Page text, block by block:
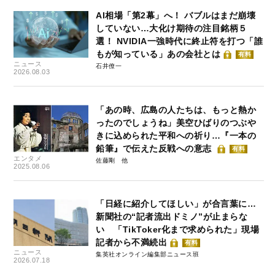
ニュース
2026.08.03
AI相場「第2幕」へ！ バブルはまだ崩壊
していない…大化け期待の注目銘柄５
選！ NVIDIA一強時代に終止符を打つ「誰
もが知っている」あの会社とは
有料
石井僚一
エンタメ
2025.08.06
「あの時、広島の人たちは、もっと熱か
ったのでしょうね」美空ひばりのつぶや
きに込められた平和への祈り…『一本の
鉛筆』で伝えた反戦への意志
有料
佐藤剛
ニュース
2026.07.18
「日経に紹介してほしい」が合言葉に…
新聞社の“記者流出ドミノ”が止まらな
い 「TikToker化まで求められた」現場
記者から不満続出
有料
集英社オンライン編集部ニュース班